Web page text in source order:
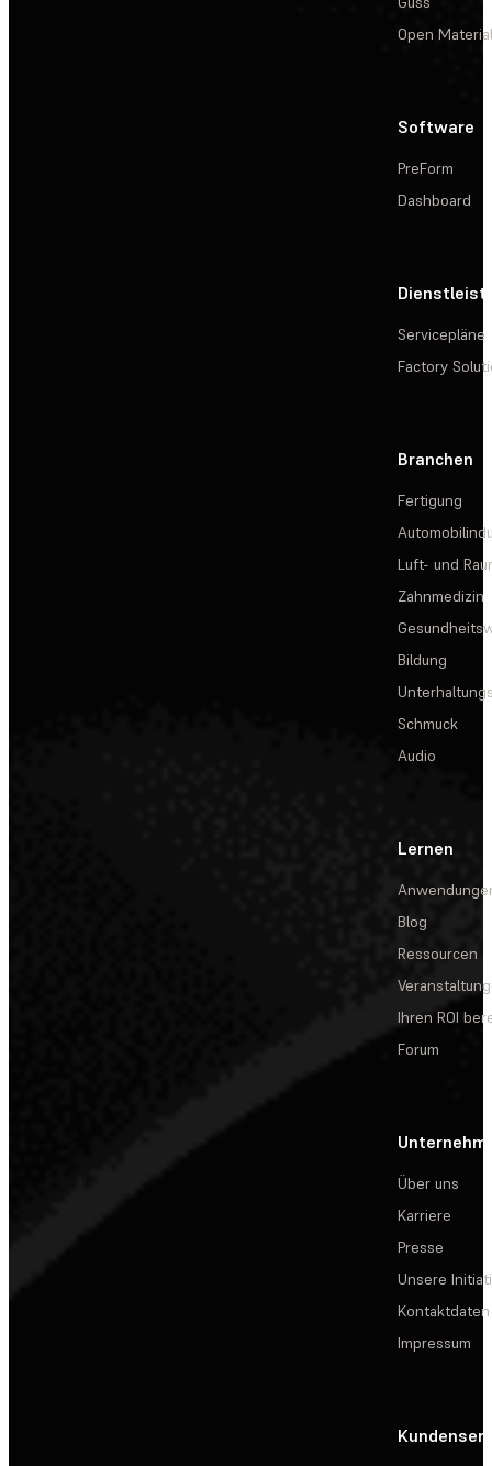
Open
Software
PreForm
Dashboard
Servicepläne
Factory
Branchen
Fertigung
Luft- und
Zahnmedizin
Bildung
Schmuck
Audio
Lernen
Blog
Ressourcen
Ihren ROI
Forum
Über uns
Karriere
Presse
Unsere
Kontaktdaten
Impressum